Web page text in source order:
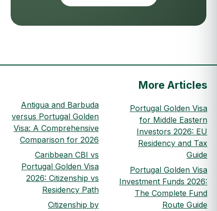
More Articles
Portugal Golden Visa
for Middle Eastern
Investors 2026: EU
Residency and Tax
Guide
Portugal Golden Visa
Investment Funds 2026:
The Complete Fund
Route Guide
Antigua and Barbuda
versus Portugal Golden
Visa: A Comprehensive
Comparison for 2026
Caribbean CBI vs
Portugal Golden Visa
2026: Citizenship vs
Residency Path
Citizenship by